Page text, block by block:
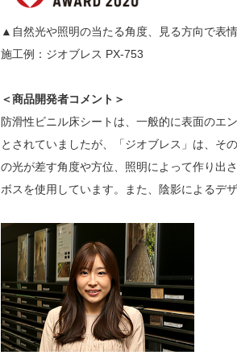
▲自然光や照明の当たる角度、見る方向で表
施工例：ジオブレス PX-753
＜商品開発者コメント＞
防滑性ビニル床シートは、一般的に表面のエ
とされていましたが、「ジオブレス」は、そ
の光が差す角度や方位、照明によって作り出
ボスを使用しています。また、陰影によるデ